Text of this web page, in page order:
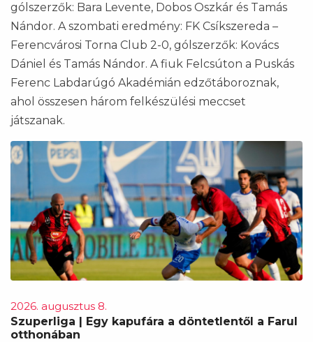
gólszerzők: Bara Levente, Dobos Oszkár és Tamás
Nándor. A szombati eredmény: FK Csíkszereda –
Ferencvárosi Torna Club 2-0, gólszerzők: Kovács
Dániel és Tamás Nándor. A fiuk Felcsúton a Puskás
Ferenc Labdarúgó Akadémián edzőtáboroznak,
ahol összesen három felkészülési meccset
játszanak.
2026. augusztus 8.
Szuperliga | Egy kapufára a döntetlentől a Farul
otthonában